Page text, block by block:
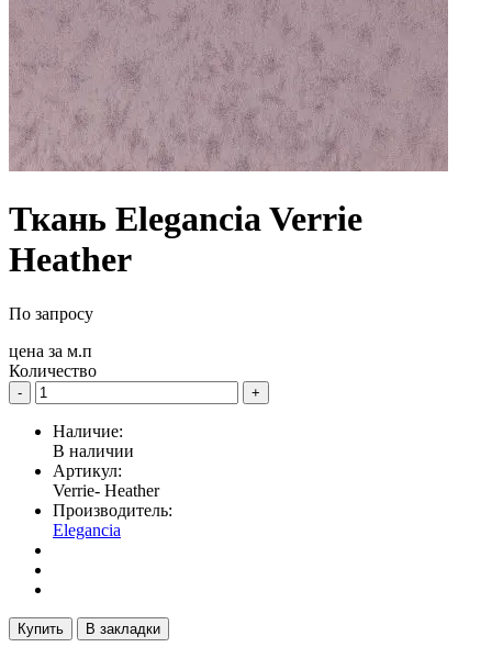
Ткань Elegancia Verrie
Heather
По запросу
цена за м.п
Количество
- +
Наличие:
В наличии
Артикул:
Verrie- Heather
Производитель:
Elegancia
Купить В закладки